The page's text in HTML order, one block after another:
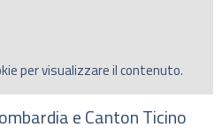
per visualizzare il contenuto.
e Canton Ticino